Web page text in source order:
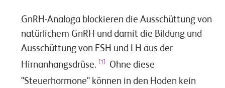
GnRH-Analoga blockieren die Ausschüttung von
natürlichem GnRH und damit die Bildung und
Ausschüttung von FSH und LH aus der
Hirnanhangsdrüse.
[1]
Ohne diese
"Steuerhormone" können in den Hoden kein